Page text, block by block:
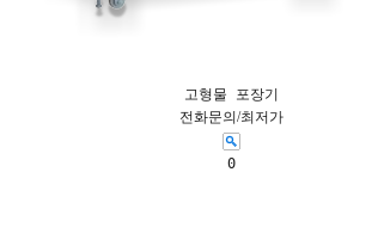
고형물 포장기
전화문의/최저가
0